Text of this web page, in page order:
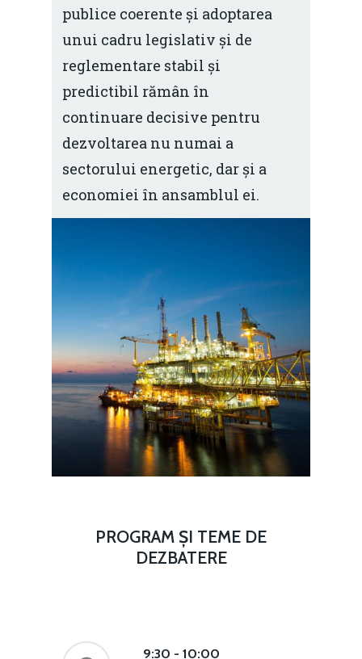
publice coerente și adoptarea
unui cadru legislativ și de
reglementare stabil și
predictibil rămân în
continu­are decisive pentru
dezvoltarea nu numai a
sectorului energetic, dar și a
economiei în ansamblul ei.
PROGRAM ȘI TEME DE
DEZBATERE
9:30 - 10:00